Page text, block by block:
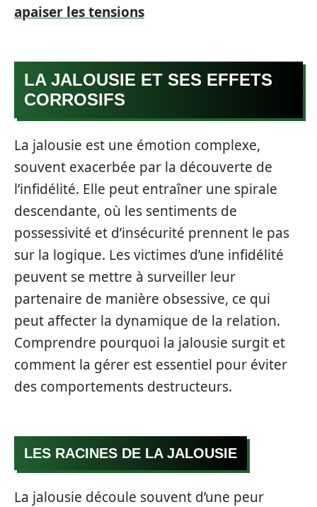
apaiser les tensions
LA JALOUSIE ET SES EFFETS
CORROSIFS
La jalousie est une émotion complexe,
souvent exacerbée par la découverte de
l’infidélité. Elle peut entraîner une spirale
descendante, où les sentiments de
possessivité et d’insécurité prennent le pas
sur la logique. Les victimes d’une infidélité
peuvent se mettre à surveiller leur
partenaire de manière obsessive, ce qui
peut affecter la dynamique de la relation.
Comprendre pourquoi la jalousie surgit et
comment la gérer est essentiel pour éviter
des comportements destructeurs.
LES RACINES DE LA JALOUSIE
La jalousie découle souvent d’une peur